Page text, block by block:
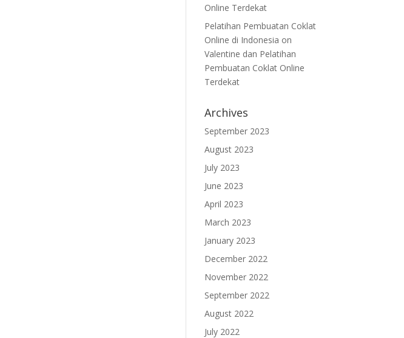
Online Terdekat
Pelatihan Pembuatan Coklat
Online di Indonesia on
Valentine dan Pelatihan
Pembuatan Coklat Online
Terdekat
Archives
September 2023
August 2023
July 2023
June 2023
April 2023
March 2023
January 2023
December 2022
November 2022
September 2022
August 2022
July 2022